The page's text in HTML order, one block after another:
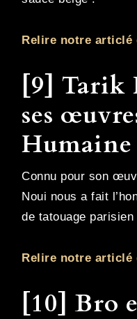
Relire notre articlé
[9] Tarik
ses
Humaine
Connu pour son
Noui nous a fait
de tatouage
Relire notre articlé
[10] Bro